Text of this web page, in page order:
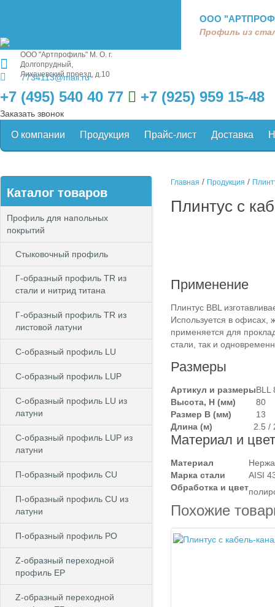
ООО
Профиль из
ООО "Артпрофиль" М. О. г.
Долгопрудный,
Лихачевский проезд, д.10
7734113@mail.ru
+7 (495) 540 40 77 +7 (925) 959 15-48
Заказать звонок
О компании Продукция Прайс-лист Доставка
Каталог товаров
Профиль для напольных
покрытий
Стыковочный профиль
Г-образный профиль TR из
стали и нитрид титана
Г-образный профиль TR из
листовой латуни
C-образный профиль LU
C-образный профиль LUP
C-образный профиль LU из
латуни
C-образный профиль LUP из
латуни
П-образный профиль CU
П-образный профиль CU из
латуни
П-образный профиль PO
Z-образный переходной
профиль EP
Z-образный переходной
Главная / Продукция /
Плинтус с
Применение
Плинтус BBL
Используется в офисах,
применяется для
стали, так и
Размеры
Артикул и размерыBLL
Высота, Н (мм)
80
Размер B (мм)
13
Длина (м)
2.5 /
Материал и цвет
Материал
Марка стали
AISI
Обработка и цвет
Похожие